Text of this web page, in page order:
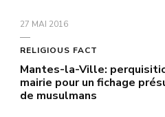
27 MAI 2016
RELIGIOUS FACT
Mantes-la-Ville:
mairie pour un fichage
de musulmans